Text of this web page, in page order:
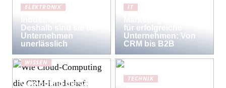
ELEKTRONIK
Deshalb sind sie für
Unternehmen
unerlässlich
IT
für erfolgreiche
Unternehmen: Von
CRM bis B2B
WISSEN
Computing die CRM-
TECHNIK